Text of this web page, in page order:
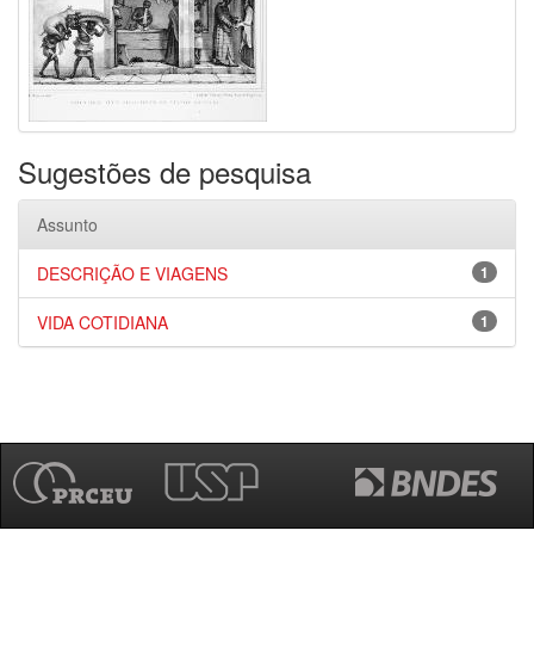
Sugestões de pesquisa
Assunto
1
DESCRIÇÃO E VIAGENS
1
VIDA COTIDIANA